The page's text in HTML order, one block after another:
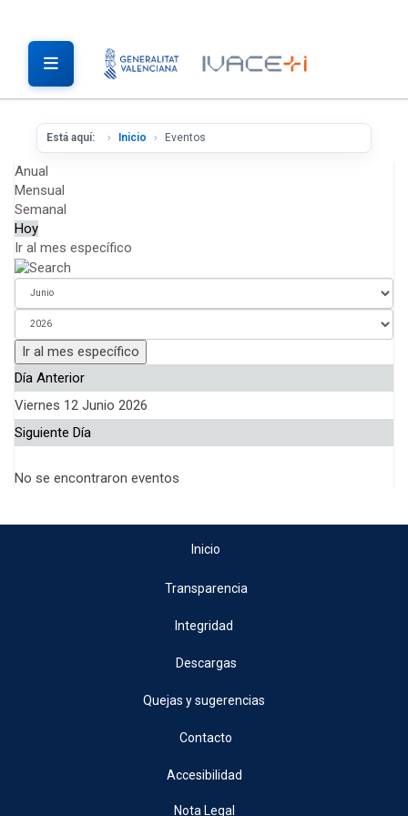
Está aquí: Inicio Eventos
Anual
Mensual
Semanal
Hoy
Ir al mes específico
Ir al mes específico
Día Anterior
Viernes 12 Junio 2026
Siguiente Día
No se encontraron eventos
Inicio
Transparencia
Integridad
Descargas
Quejas y sugerencias
Contacto
Accesibilidad
Nota Legal